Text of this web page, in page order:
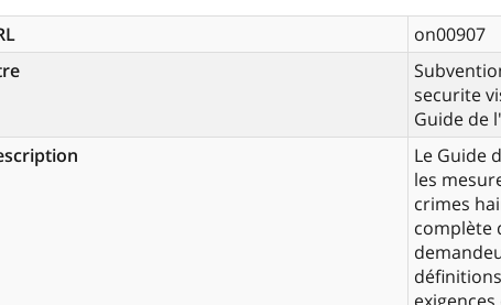
on00907
securite
Guide de
Le Guide
les
crimes
complète